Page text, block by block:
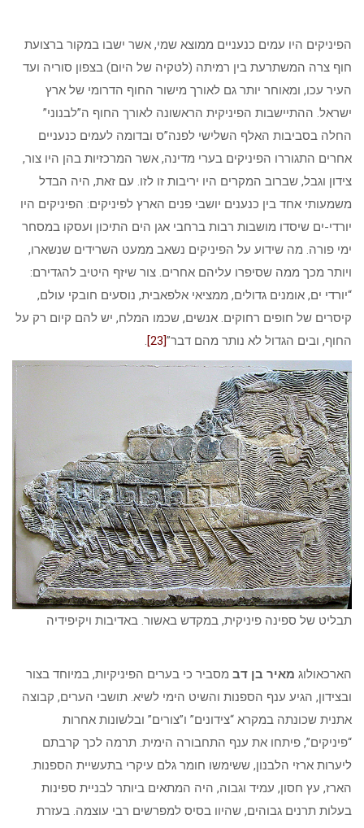
הפיניקים היו עמים כנעניים ממוצא שמי, אשר ישבו במקור ברצועת
חוף צרה המשתרעת בין רמיתה (לטקיה של היום) בצפון סוריה ועד
העיר עכו, ומאוחר יותר גם לאורך מישור החוף הדרומי של ארץ
ישראל. ההתיישבות הפיניקית הראשונה לאורך החוף ה”לבנוני”
החלה בסביבות האלף השלישי לפנה”ס ובדומה לעמים כנעניים
אחרים התגוררו הפיניקים בערי מדינה, אשר המרכזיות בהן היו צור,
צידון וגבל, שברוב המקרים היו יריבות זו לזו. עם זאת, היה הבדל
משמעותי אחד בין כנענים יושבי פנים הארץ לפיניקים: הפיניקים היו
יורדי-ים שיסדו מושבות רבות ברחבי אגן הים התיכון ועסקו במסחר
ימי פורה. מה שידוע על הפיניקים נשאב ממעט השרידים שנשארו,
ויותר מכך ממה שסיפרו עליהם אחרים. צור שיזף היטיב להגדירם:
“יורדי ים, אומנים גדולים, ממציאי אלפאבית, נוסעים חובקי עולם,
קיסרים של חופים רחוקים. אנשים, שכמו המלח, יש להם קיום רק על
החוף, ובים הגדול לא נותר מהם דבר”[23]
.
תבליט של ספינה פיניקית, במקדש באשור. באדיבות ויקיפידיה
הארכאולוג מאיר בן דב מסביר כי בערים הפיניקיות, במיוחד בצור
ובצידון, הגיע ענף הספנות והשיט הימי לשיא. תושבי הערים, קבוצה
אתנית שכונתה במקרא “צידונים” ו”צורים” ובלשונות אחרות
“פיניקים”, פיתחו את ענף התחבורה הימית. תרמה לכך קרבתם
ליערות ארזי הלבנון, ששימשו חומר גלם עיקרי בתעשיית הספנות.
הארז, עץ חסון, עמיד וגבוה, היה המתאים ביותר לבניית ספינות
בעלות תרנים גבוהים, שהיוו בסיס למפרשים רבי עוצמה. בעזרת